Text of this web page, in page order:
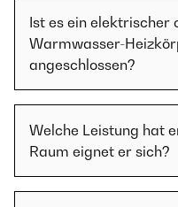
Ist es ein elektrischer
Warmwasser-
angeschlossen?
Welche Leistung hat
Raum eignet er sich?